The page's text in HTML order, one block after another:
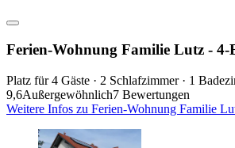
Ferien-Wohnung Familie Lutz - 4-
Platz für 4 Gäste · 2 Schlafzimmer · 1
9,6Außergewöhnlich7 Bewertungen
Weitere Infos zu Ferien-Wohnung Familie